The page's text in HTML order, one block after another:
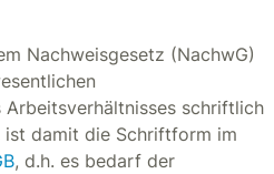
Nachweisgesetz (NachwG)
schriftlich
ist damit die Schriftform im
, d.h. es bedarf der